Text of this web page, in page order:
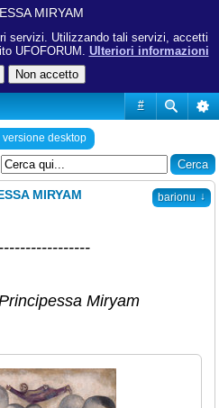
servizi. Utilizzando tali servizi, accetti
UFOFORUM. Ulteriori informazioni
#
MIRYAM
versione desktop
barionu ↓
MIRYAM
Miryam